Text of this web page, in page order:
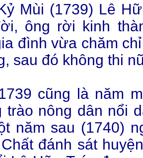
Mùi (1739) Lê
ông rời kinh
đình vừa chăm
sau đó không thi
cũng là năm
trào nông dân nổi
năm sau (1740)
đánh sát